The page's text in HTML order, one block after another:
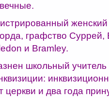
женский
графство Суррей,
и Bramley.
школьный
церкви и два года